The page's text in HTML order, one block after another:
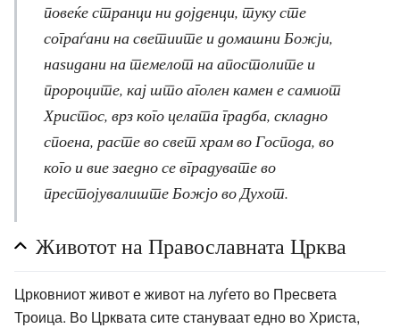
повеќе странци ни дојденци, туку сте
сограѓани на светиите и домашни Божји,
наѕидани на темелот на апостолите и
пророците, кај што аголен камен е самиот
Христос, врз кого целата градба, складно
споена, расте во свет храм во Господа, во
кого и вие заедно се вградувате во
престојувалиште Божјо во Духот.
Животот на Православната Црква
Црковниот живот е живот на луѓето во Пресвета
Троица. Во Црквата сите стануваат едно во Христа,